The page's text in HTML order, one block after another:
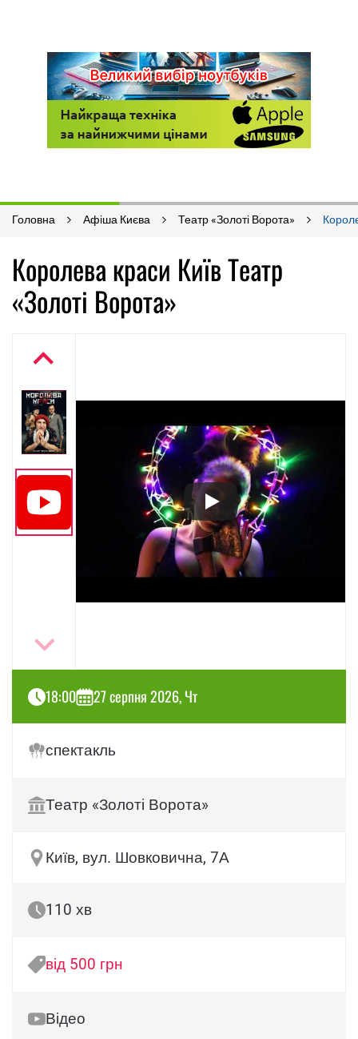
Головна Афіша Києва Театр «Золоті Ворота»
Королева краси Київ Театр
«Золоті Ворота»
18:00 27 серпня 2026, Чт
спектакль
Театр «Золоті Ворота»
Київ, вул. Шовковична, 7А
110 хв
від 500 грн
Відео